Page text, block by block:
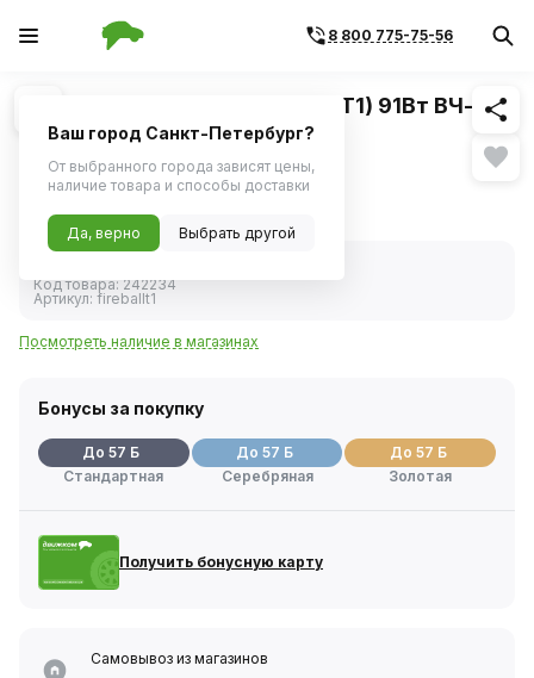
8 800 775-75-56
1/2 Похожие
Акустика 10см Aura (Fireball-T1) 91Вт ВЧ-
драйвер
Диаметр: 4″ &#40;10 cm&#41;.
Код товара:242234
Артикул: fireballt1
Посмотреть наличие в магазинах
Бонусы за покупку
До 57 Б
Стандартная
До 57 Б
Серебряная
До 57 Б
Золотая
Получить бонусную карту
Самовывоз из магазинов
Ваш город Санкт-Петербург?
От выбранного города зависят цены,
наличие товара и способы доставки
Да, верно Выбрать другой